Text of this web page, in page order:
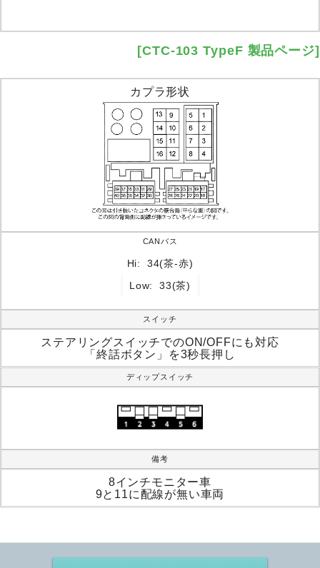
[CTC-103 TypeF 製品ページ]
カプラ形状
CANバス
Hi:
34(茶-赤)
Low:
33(茶)
スイッチ
ステアリングスイッチでのON/OFFにも対応
「終話ボタン」を3秒長押し
ディップスイッチ
備考
8インチモニター車
9と11に配線が無い車両